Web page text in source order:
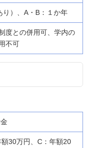
り）、A・B：１か年
度との併用可、学内の
不可
30万円、C：年額20